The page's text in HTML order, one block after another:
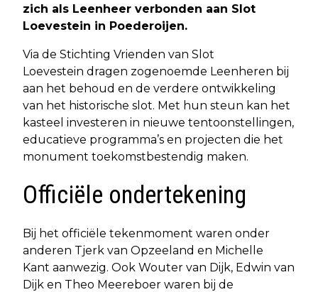
zich als Leenheer verbonden aan Slot
Loevestein in Poederoijen.
Via de Stichting Vrienden van Slot
Loevestein dragen zogenoemde Leenheren bij
aan het behoud en de verdere ontwikkeling
van het historische slot. Met hun steun kan het
kasteel investeren in nieuwe tentoonstellingen,
educatieve programma’s en projecten die het
monument toekomstbestendig maken.
Officiële ondertekening
Bij het officiële tekenmoment waren onder
anderen Tjerk van Opzeeland en Michelle
Kant aanwezig. Ook Wouter van Dijk, Edwin van
Dijk en Theo Meereboer waren bij de